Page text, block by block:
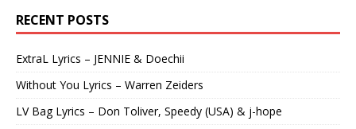
RECENT POSTS
ExtraL Lyrics – JENNIE & Doechii
Without You Lyrics – Warren Zeiders
LV Bag Lyrics – Don Toliver, Speedy (USA) & j-hope